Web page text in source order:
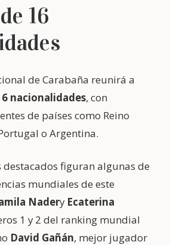
16
de Carabaña reunirá a
nacionalidades, con
de países como Reino
o Argentina.
destacados figuran algunas de
mundiales de este
Nadery Ecaterina
1 y 2 del ranking mundial
David Gañán, mejor jugador